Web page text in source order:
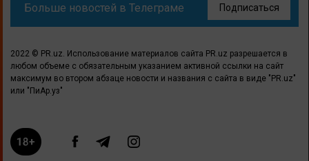
Больше новостей в Телеграме Подписаться
2022 © PR.uz. Использование материалов сайта PR.uz разрешается в
любом объеме с обязательным указанием активной ссылки на сайт
максимум во втором абзаце новости и названия с сайта в виде "PR.uz"
или "ПиАр.уз"